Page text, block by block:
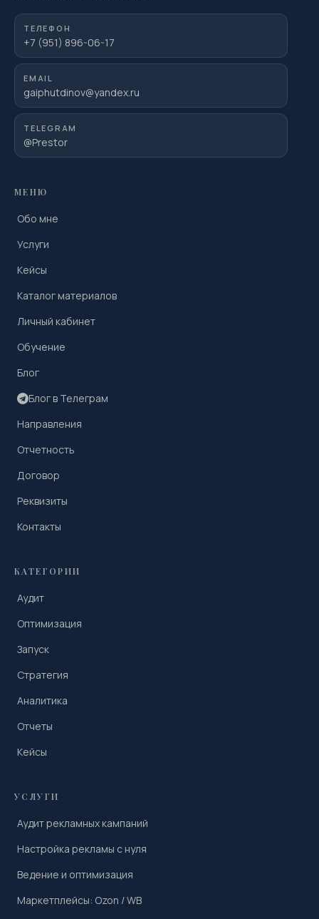
ТЕЛЕФОН
+7 (951) 896-06-17
EMAIL
gaiphutdinov@yandex.ru
TELEGRAM
@Prestor
МЕНЮ
Обо мне
Услуги
Кейсы
Каталог материалов
Личный кабинет
Обучение
Блог
Блог в Телеграм
Направления
Отчетность
Договор
Реквизиты
Контакты
КАТЕГОРИИ
Аудит
Оптимизация
Запуск
Стратегия
Аналитика
Отчеты
Кейсы
УСЛУГИ
Аудит рекламных кампаний
Настройка рекламы с нуля
Ведение и оптимизация
Маркетплейсы: Ozon / WB